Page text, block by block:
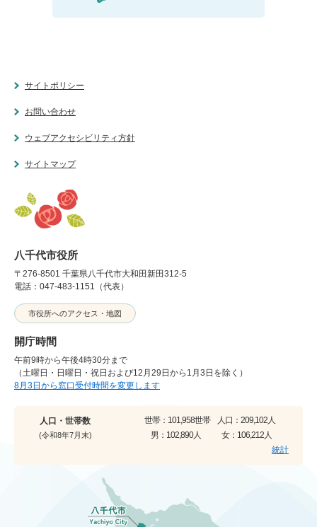
サイトポリシー
お問い合わせ
ウェブアクセシビリティ方針
サイトマップ
八千代市役所
〒276-8501 千葉県八千代市大和田新田312-5
電話：047-483-1151（代表）
市役所へのアクセス・地図
開庁時間
午前9時から午後4時30分まで
（土曜日・日曜日・祝日および12月29日から1月3日を除く）
8月3日から窓口受付時間を変更します
人口・世帯数
(令和8年7月末)
世帯： 101,958世帯 人口： 209,102人
男： 102,890人 女： 106,212人
統計